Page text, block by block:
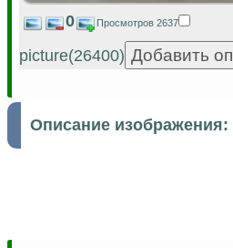
0 Просмотров 2637
picture(26400)
Описание изображения: